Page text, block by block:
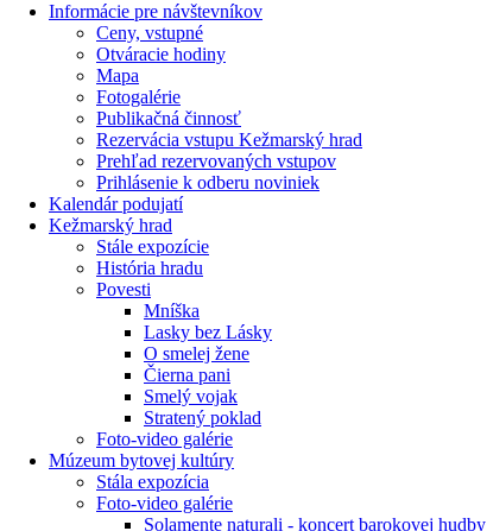
Informácie pre návštevníkov
Ceny, vstupné
Otváracie hodiny
Mapa
Fotogalérie
Publikačná činnosť
Rezervácia vstupu Kežmarský hrad
Prehľad rezervovaných vstupov
Prihlásenie k odberu noviniek
Kalendár podujatí
Kežmarský hrad
Stále expozície
História hradu
Povesti
Mníška
Lasky bez Lásky
O smelej žene
Čierna pani
Smelý vojak
Stratený poklad
Foto-video galérie
Múzeum bytovej kultúry
Stála expozícia
Foto-video galérie
Solamente naturali - koncert barokovej hudby